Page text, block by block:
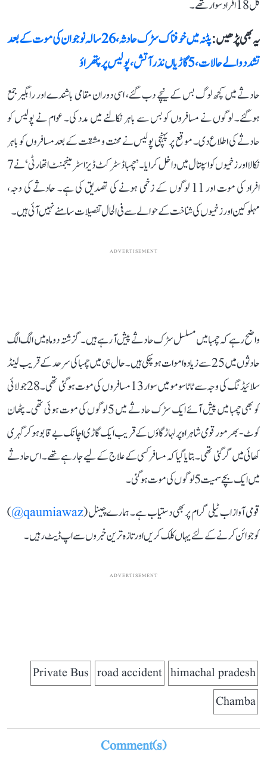
کل 18 افراد سوار تھے۔
یہ بھی پڑھیں :
پٹنہ میں خوفناک سڑک حادثہ، 26 سالہ نوجوان کی موت کے بعد
تشدد والے حالات، 5 گاڑیاں نذر آتش، پولیس پر پتھراؤ
حادثے میں کچھ لوگ بس کے نیچے دب گئے، اسی دوران مقامی باشندے اور راہگیر جمع
ہوگئے۔ لوگوں نے مسافروں کو بس سے باہر نکالنے میں مدد کی۔ عوام نے پولیس کو
حادثے کی اطلاع دی۔ موقع پر پہنچی پولیس نے محنت و مشقت کے بعد مسافروں کو باہر
نکالا اور زخمیوں کو اسپتال میں داخل کرایا۔ ’چمبا ڈسٹرکٹ ڈیزاسٹر مینجمنٹ اتھارٹی‘ نے 7
افراد کی موت اور 11 لوگوں کے زخمی ہونے کی تصدیق کی ہے۔ حادثے کی وجہ،
مہلوکین اور زخمیوں کی شناخت کے حوالے سے فی الحال تفصیلات سامنے نہیں آئی ہیں۔
ADVERTISEMENT
واضح رہے کہ چمبا میں مسلسل سڑک حادثے پیش آ رہے ہیں۔ گزشتہ دو ماہ میں الگ الگ
حادثوں میں 25 سے زیادہ اموات ہو چکی ہیں۔ حال ہی میں چمبا کی سرحد کے قریب لینڈ
سلائیڈنگ کی وجہ سے ٹاٹا سومو میں سوار 13 مسافروں کی موت ہو گئی تھی۔ 28جولائی
کو بھی چمبا میں پیش آئے ایک سڑک حادثے میں 5 لوگوں کی موت ہوئی تھی۔ پٹھان
کوٹ-بھرمور قومی شاہراہ پر لہاڑ گاؤں کے قریب ایک گاڑی اچانک بے قابو ہو کر گہری
کھائی میں گر گئی تھی۔ بتایا گیا کہ مسافر کسی کے علاج کے لیے جا رہے تھے۔ اس حادثے
میں ایک بچے سمیت 5 لوگوں کی موت ہو گئی۔
قومی آواز اب ٹیلی گرام پر بھی دستیاب ہے۔ ہمارے چینل (qaumiawaz@
)
کو جوائن کرنے کے لئے یہاں کلک کریں اور تازہ ترین خبروں سے اپ ڈیٹ رہیں۔
ADVERTISEMENT
himachal pradesh
road accident
Private Bus
Chamba
Comment(s)